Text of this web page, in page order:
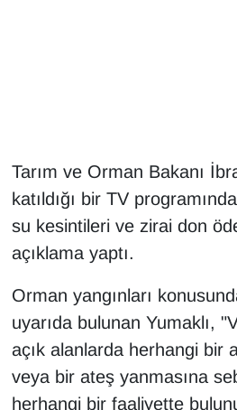
Tarım ve Orman Bakanı
katıldığı bir TV
su kesintileri ve zirai don
açıklama yaptı.
Orman yangınları
uyarıda bulunan Yumaklı,
açık alanlarda herhangi bir
veya bir ateş yanmasına
herhangi bir faaliyette
Kadın
Kamu Alımları
Kim Kimdir?
Kültür & Sanat
KURDÎ